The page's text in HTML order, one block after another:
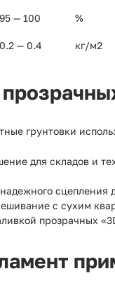
95 — 100 %
0.2 — 0.4 кг/м2
грунтовки
для складов и
сцепления
с сухим
прозрачных